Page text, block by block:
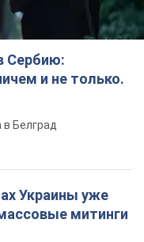
Сербию:
и не только.
в Белград
Украины уже
митинги